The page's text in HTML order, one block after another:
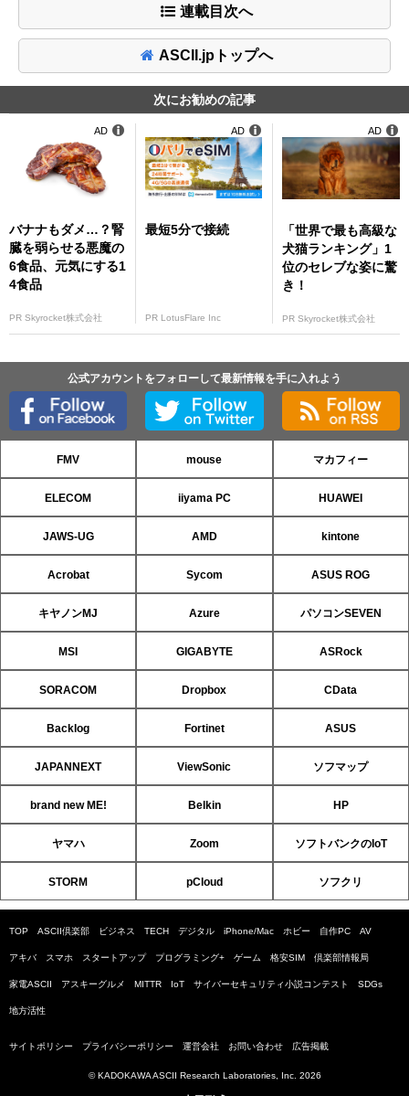
連載目次へ
ASCII.jpトップへ
次にお勧めの記事
バナナもダメ…？腎
臓を弱らせる悪魔の
6食品、元気にする1
4食品
PR Skyrocket株式会社
AD
最短5分で接続
PR LotusFlare Inc
AD
「世界で最も高級な
犬猫ランキング」1
位のセレブな姿に驚
き！
PR Skyrocket株式会社
AD
公式アカウントをフォローして最新情報を手に入れよう
FMV mouse マカフィー
ELECOM iiyama PC HUAWEI
JAWS-UG AMD kintone
Acrobat Sycom ASUS ROG
キヤノンMJ Azure パソコンSEVEN
MSI GIGABYTE ASRock
SORACOM Dropbox CData
Backlog Fortinet ASUS
JAPANNEXT ViewSonic ソフマップ
brand new ME! Belkin HP
ヤマハ Zoom ソフトバンクのIoT
STORM pCloud ソフクリ
TOP ASCII倶楽部 ビジネス TECH デジタル iPhone/Mac ホビー 自作PC AV
アキバ スマホ スタートアップ プログラミング+ ゲーム 格安SIM 倶楽部情報局
家電ASCII アスキーグルメ MITTR IoT サイバーセキュリティ小説コンテスト SDGs
地方活性
サイトポリシー プライバシーポリシー 運営会社 お問い合わせ 広告掲載
© KADOKAWA ASCII Research Laboratories, Inc. 2026